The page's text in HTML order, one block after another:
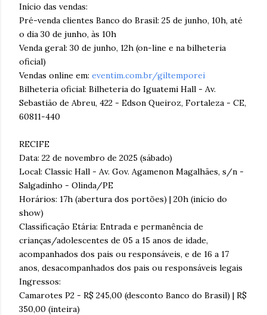
Início das vendas:
Pré-venda clientes Banco do Brasil: 25 de junho, 10h, até
o dia 30 de junho, às 10h
Venda geral: 30 de junho, 12h (on-line e na bilheteria
oficial)
Vendas online em: eventim.com.br/giltemporei
Bilheteria oficial: Bilheteria do Iguatemi Hall - Av.
Sebastião de Abreu, 422 - Edson Queiroz, Fortaleza - CE,
60811-440
RECIFE
Data: 22 de novembro de 2025 (sábado)
Local: Classic Hall - Av. Gov. Agamenon Magalhães, s/n -
Salgadinho - Olinda/PE
Horários: 17h (abertura dos portões) | 20h (início do
show)
Classificação Etária: Entrada e permanência de
crianças/adolescentes de 05 a 15 anos de idade,
acompanhados dos pais ou responsáveis, e de 16 a 17
anos, desacompanhados dos pais ou responsáveis legais
Ingressos:
Camarotes P2 - R$ 245,00 (desconto Banco do Brasil) | R$
350,00 (inteira)